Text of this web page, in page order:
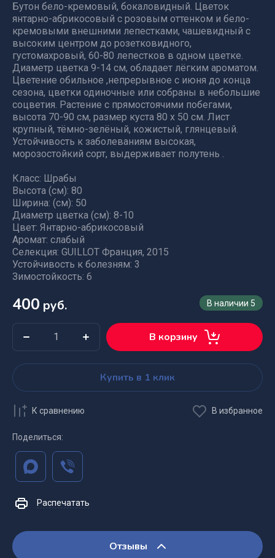
Бутон бело-кремовый, бокаловидный. Цветок
янтарно-абрикосовый с розовым оттенком и бело-
кремовыми внешними лепестками, чашевидный с
высоким центром до розетковидного,
густомахровый, 60-80 лепестков в одном цветке.
Диаметр цветка 9-14 см, обладает лёгким ароматом.
Цветение обильное ,непрерывное с июня до конца
сезона, цветки одиночные или собраны в небольшие
соцветия. Растение с прямостоячими побегами,
высота 70-90 см, размер куста 80 х 50 см. Лист
крупный, тёмно-зелёный, кожистый, глянцевый.
Устойчивость к заболеваниям высокая,
морозостойкий сорт, выдерживает полутень .
Класс: Шрабы
Высота (см): 80
Ширина: (см): 50
Диаметр цветка (см): 8-10
Цвет: Янтарно-абрикосовый
Аромат: слабый
Селекция: GUILLOT Франция, 2015
Устойчивость к болезням: 3
Зимостойкость: 6
В наличии 5
400 руб.
В корзину
Купить в 1 клик
К сравнению В избранное
Поделиться:
Распечатать
Отзывы